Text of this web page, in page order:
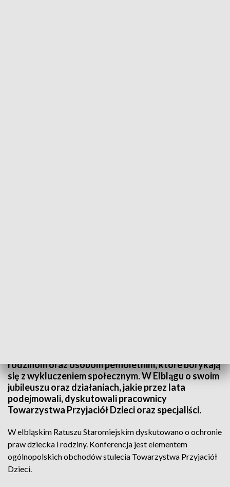
rodzinom oraz osobom pełnoletnim, które borykają
się z wykluczeniem społecznym. W Elblągu o swoim
jubileuszu oraz działaniach, jakie przez lata
podejmowali, dyskutowali pracownicy
Towarzystwa Przyjaciół Dzieci oraz specjaliści.
W elbląskim Ratuszu Staromiejskim dyskutowano o ochronie
praw dziecka i rodziny. Konferencja jest elementem
ogólnopolskich obchodów stulecia Towarzystwa Przyjaciół
Dzieci.